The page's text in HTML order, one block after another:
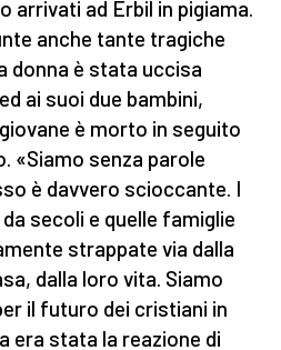
arrivati ad Erbil in pigiama.
anche tante tragiche
donna è stata uccisa
ai suoi due bambini,
è morto in seguito
«Siamo senza parole
è davvero scioccante. I
secoli e quelle famiglie
strappate via dalla
dalla loro vita. Siamo
il futuro dei cristiani in
era stata la reazione di